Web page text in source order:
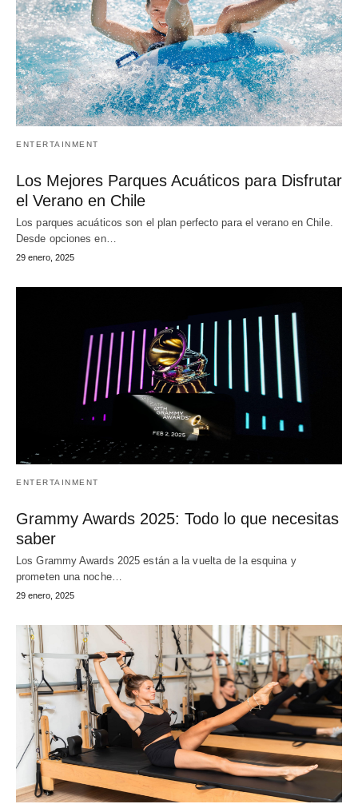
ENTERTAINMENT
Los Mejores Parques Acuáticos para Disfrutar
el Verano en Chile
Los parques acuáticos son el plan perfecto para el verano en Chile.
Desde opciones en…
29 enero, 2025
ENTERTAINMENT
Grammy Awards 2025: Todo lo que necesitas
saber
Los Grammy Awards 2025 están a la vuelta de la esquina y
prometen una noche…
29 enero, 2025